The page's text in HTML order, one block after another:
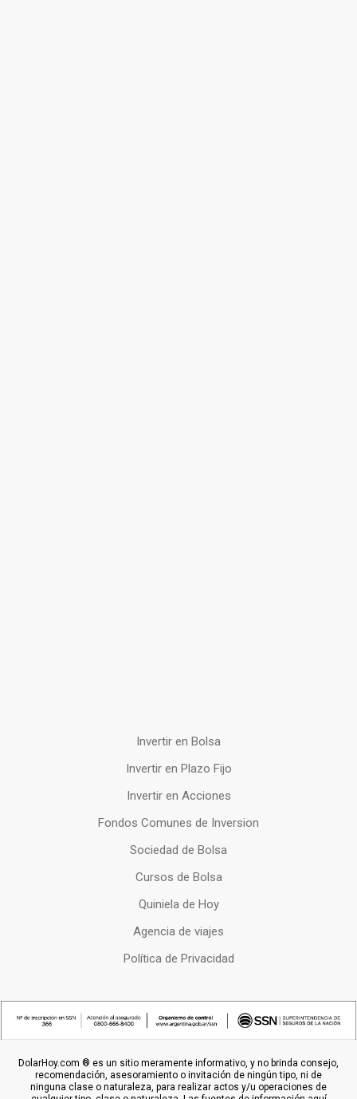
Invertir en Bolsa
Invertir en Plazo Fijo
Invertir en Acciones
Fondos Comunes de Inversion
Sociedad de Bolsa
Cursos de Bolsa
Quiniela de Hoy
Agencia de viajes
Política de Privacidad
DolarHoy.com ® es un sitio meramente informativo, y no brinda consejo,
recomendación, asesoramiento o invitación de ningún tipo, ni de
ninguna clase o naturaleza, para realizar actos y/u operaciones de